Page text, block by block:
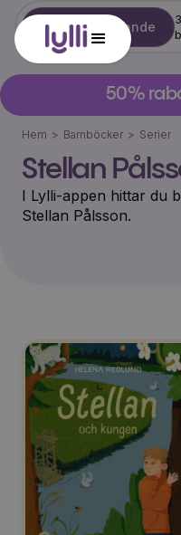
Starta erbjudande
50%
Hem > Barnböcker > Serier
Stellan
I Lylli-appen hittar du
Stellan Pålsson.